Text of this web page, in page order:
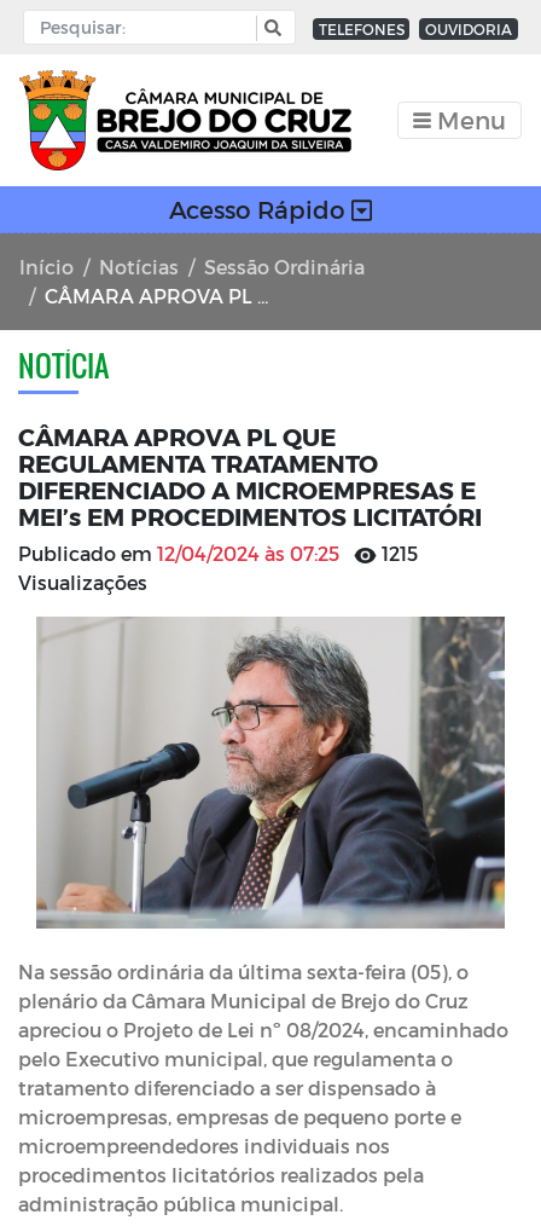
TELEFONES OUVIDORIA
Menu
Acesso Rápido
Início Notícias
Sessão Ordinária
CÂMARA APROVA PL QUE REGULAMENTA TRATAMENTO DIFERENCIADO A MICROEMPRESAS E MEI’s EM PROCEDIMENTOS LICITATÓRI
NOTÍCIA
CÂMARA APROVA PL QUE
REGULAMENTA TRATAMENTO
DIFERENCIADO A MICROEMPRESAS E
MEI’s EM PROCEDIMENTOS LICITATÓRI
Publicado em 12/04/2024 às 07:25
1215
Visualizações
Na sessão ordinária da última sexta-feira (05), o
plenário da Câmara Municipal de Brejo do Cruz
apreciou o Projeto de Lei nº 08/2024, encaminhado
pelo Executivo municipal, que regulamenta o
tratamento diferenciado a ser dispensado à
microempresas, empresas de pequeno porte e
microempreendedores individuais nos
procedimentos licitatórios realizados pela
administração pública municipal.